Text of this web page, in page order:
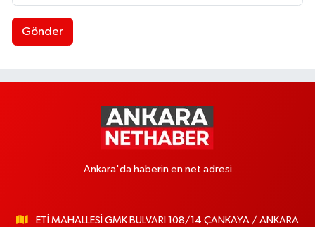
Gönder
Ankara'da haberin en net adresi
ETİ MAHALLESİ GMK BULVARI 108/14 ÇANKAYA / ANKARA